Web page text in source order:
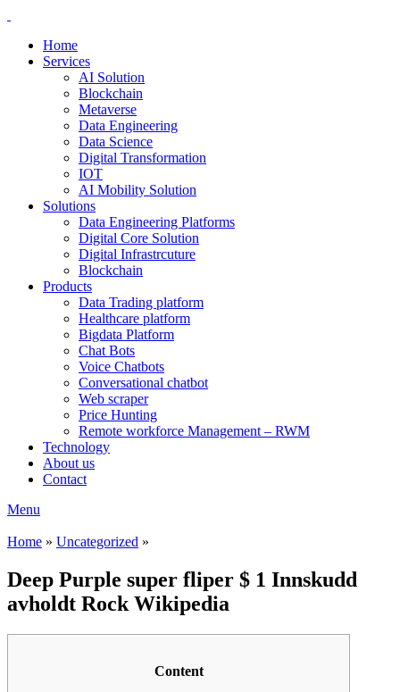
Home
Services
AI Solution
Blockchain
Metaverse
Data Engineering
Data Science
Digital Transformation
IOT
AI Mobility Solution
Solutions
Data Engineering Platforms
Digital Core Solution
Digital Infrastrcuture
Blockchain
Products
Data Trading platform
Healthcare platform
Bigdata Platform
Chat Bots
Voice Chatbots
Conversational chatbot
Web scraper
Price Hunting
Remote workforce Management – RWM
Technology
About us
Contact
Menu
Home » Uncategorized »
Deep Purple super fliper $ 1 Innskudd
avholdt Rock Wikipedia
Content